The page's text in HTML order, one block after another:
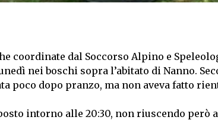
coordinate dal Soccorso Alpino e
nei boschi sopra l’abitato di Nanno.
poco dopo pranzo, ma non aveva fatto
intorno alle 20:30, non riuscendo però